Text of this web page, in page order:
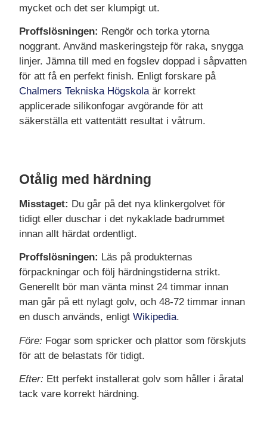
mycket och det ser klumpigt ut.
Proffslösningen: Rengör och torka ytorna
noggrant. Använd maskeringstejp för raka, snygga
linjer. Jämna till med en fogslev doppad i såpvatten
för att få en perfekt finish. Enligt forskare på
Chalmers Tekniska Högskolaär korrekt
applicerade silikonfogar avgörande för att
säkerställa ett vattentätt resultat i våtrum.
Otålig med härdning
Misstaget: Du går på det nya klinkergolvet för
tidigt eller duschar i det nykaklade badrummet
innan allt härdat ordentligt.
Proffslösningen: Läs på produkternas
förpackningar och följ härdningstiderna strikt.
Generellt bör man vänta minst 24 timmar innan
man går på ett nylagt golv, och 48-72 timmar innan
en dusch används, enligt Wikipedia.
Före: Fogar som spricker och plattor som förskjuts
för att de belastats för tidigt.
Efter: Ett perfekt installerat golv som håller i åratal
tack vare korrekt härdning.